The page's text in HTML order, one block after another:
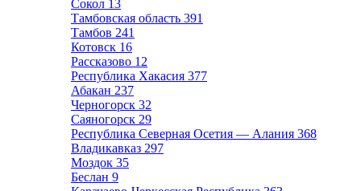
Сокол 13
Тамбовская область 391
Тамбов 241
Котовск 16
Рассказово 12
Республика Хакасия 377
Абакан 237
Черногорск 32
Саяногорск 29
Республика Северная Осетия — Алания 368
Владикавказ 297
Моздок 35
Беслан 9